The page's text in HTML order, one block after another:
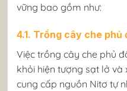
vững bao gồm như:
4.1. Trồng cây che
Việc trồng cây che phủ
khỏi hiện tượng sạt lở và
cung cấp nguồn Nitơ tự